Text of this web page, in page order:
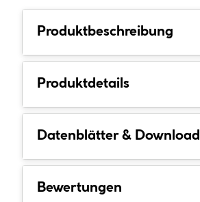
Produktbeschreibung
Produktdetails
Datenblätter &
Bewertungen